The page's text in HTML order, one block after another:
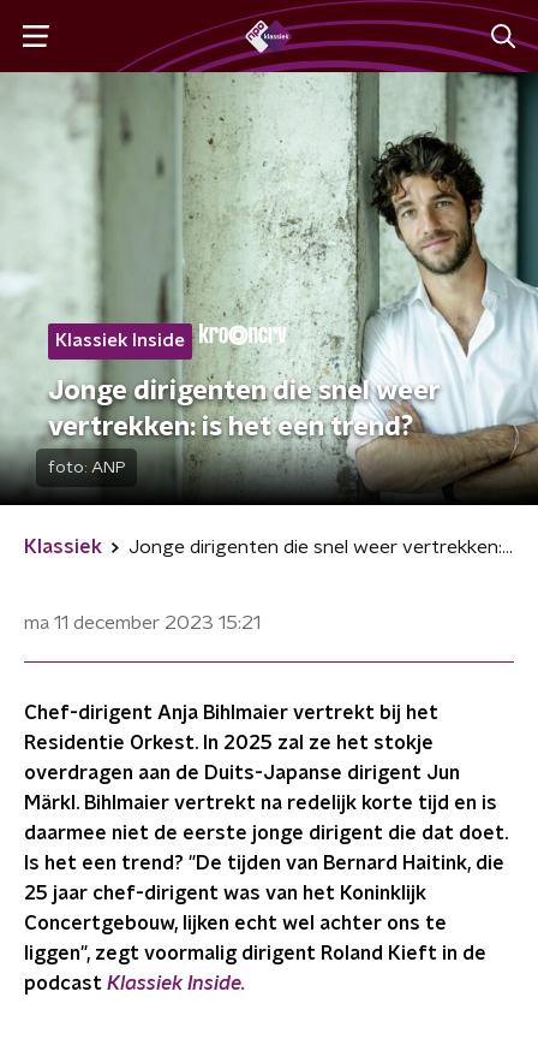
Klassiek Inside
Jonge dirigenten die snel weer
vertrekken: is het een trend?
foto: ANP
Klassiek Jonge dirigenten die snel weer vertrekken: is het een trend?
ma 11 december 2023 15:21
Chef-dirigent Anja Bihlmaier vertrekt bij het
Residentie Orkest. In 2025 zal ze het stokje
overdragen aan de Duits-Japanse dirigent Jun
Märkl. Bihlmaier vertrekt na redelijk korte tijd en is
daarmee niet de eerste jonge dirigent die dat doet.
Is het een trend? "De tijden van Bernard Haitink, die
25 jaar chef-dirigent was van het Koninklijk
Concertgebouw, lijken echt wel achter ons te
liggen", zegt voormalig dirigent Roland Kieft in de
podcast Klassiek Inside.